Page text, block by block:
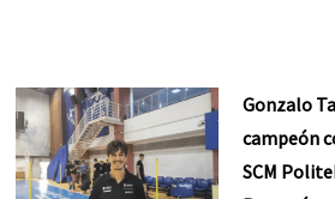
Gonzalo
campeón
SCM